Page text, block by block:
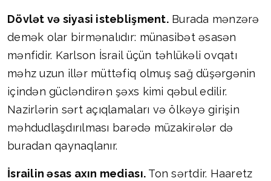
Dövlət və siyasi isteblişment.Burada mənzərə
demək olar birmənalıdır: münasibət əsasən
mənfidir. Karlson İsrail üçün təhlükəli ovqatı
məhz uzun illər müttəfiq olmuş sağ düşərgənin
içindən gücləndirən şəxs kimi qəbul edilir.
Nazirlərin sərt açıqlamaları və ölkəyə girişin
məhdudlaşdırılması barədə müzakirələr də
buradan qaynaqlanır.
İsrailin əsas axın mediası. Ton sərtdir. Haaretz